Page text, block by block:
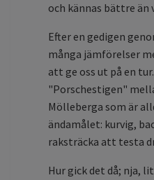
och kännas bättre än
Efter en gedigen
många jämförelser
att ge oss ut på en
"Porschestigen"
Mölleberga som är
ändamålet: kurvig,
raksträcka att testa
Hur gick det då; nja,